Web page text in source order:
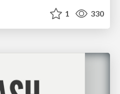
1 330